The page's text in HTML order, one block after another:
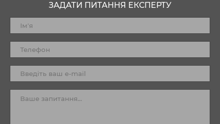
ЗАДАТИ ПИТАННЯ ЕКСПЕРТУ